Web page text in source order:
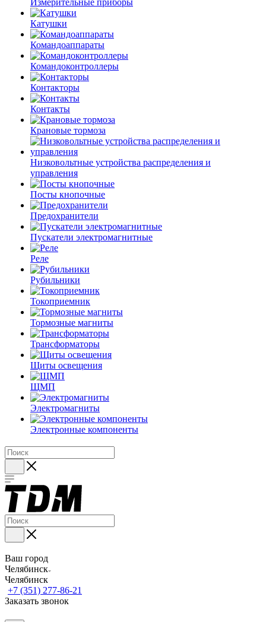
Измерительные приборы
Катушки
Командоаппараты
Командоконтроллеры
Контакторы
Контакты
Крановые тормоза
Низковольтные устройства распределения и
управления
Посты кнопочные
Предохранители
Пускатели электромагнитные
Реле
Рубильники
Токоприемник
Тормозные магниты
Трансформаторы
Щиты освещения
ЩМП
Электромагниты
Электронные компоненты
Ваш город
Челябинск
Челябинск
+7 (351) 277-86-21
Заказать звонок